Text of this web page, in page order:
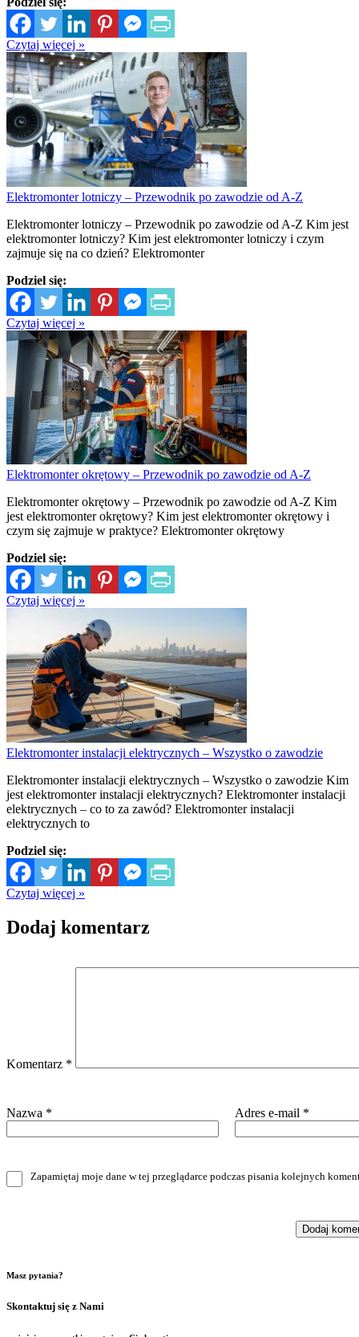
Czytaj więcej »
Elektromonter lotniczy – Przewodnik po zawodzie od A-Z
Elektromonter lotniczy – Przewodnik po zawodzie od A-Z Kim jest
elektromonter lotniczy? Kim jest elektromonter lotniczy i czym
zajmuje się na co dzień? Elektromonter
Podziel się:
Czytaj więcej »
Elektromonter okrętowy – Przewodnik po zawodzie od A-Z
Elektromonter okrętowy – Przewodnik po zawodzie od A-Z Kim
jest elektromonter okrętowy? Kim jest elektromonter okrętowy i
czym się zajmuje w praktyce? Elektromonter okrętowy
Podziel się:
Czytaj więcej »
Elektromonter instalacji elektrycznych – Wszystko o zawodzie
Elektromonter instalacji elektrycznych – Wszystko o zawodzie Kim
jest elektromonter instalacji elektrycznych? Elektromonter instalacji
elektrycznych – co to za zawód? Elektromonter instalacji
elektrycznych to
Podziel się:
Czytaj więcej »
Dodaj komentarz
Komentarz *
Nazwa * Adres e-mail *
Zapamiętaj moje dane w tej przeglądarce podczas pisania kolejnych
Masz pytania?
Skontaktuj się z Nami